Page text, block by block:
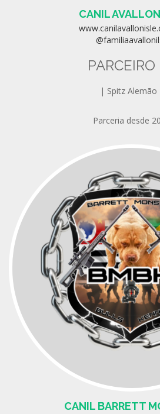
CANIL
PARCEIRO
| Spitz Alemão
Parceria desde
CANIL BARRETT